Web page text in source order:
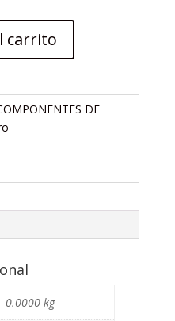
carrito
DE
0.0000 kg